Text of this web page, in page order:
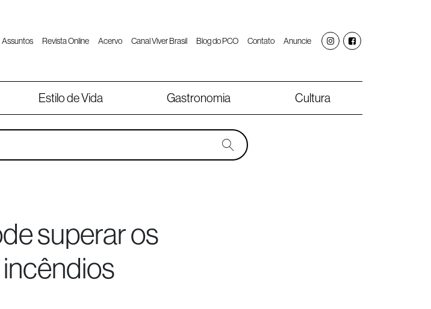
Assuntos Revista Online Acervo Canal Viver Brasil Blog do PCO Contato Anuncie
Estilo de Vida Gastronomia Cultura
superar os